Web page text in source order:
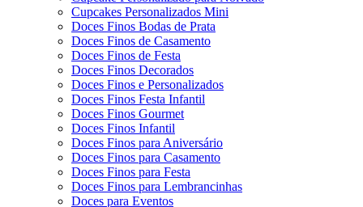
Cupcakes Personalizados Mini
Doces Finos Bodas de Prata
Doces Finos de Casamento
Doces Finos de Festa
Doces Finos Decorados
Doces Finos e Personalizados
Doces Finos Festa Infantil
Doces Finos Gourmet
Doces Finos Infantil
Doces Finos para Aniversário
Doces Finos para Casamento
Doces Finos para Festa
Doces Finos para Lembrancinhas
Doces para Eventos